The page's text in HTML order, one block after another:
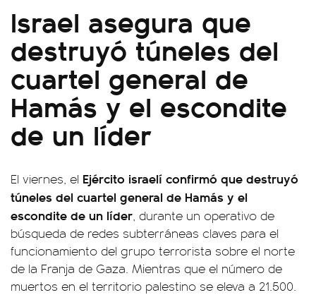
Israel asegura que
destruyó túneles del
cuartel general de
Hamás y el escondite
de un líder
El viernes, el Ejército israelí confirmó que destruyó
túneles del cuartel general de Hamás y el
escondite de un líder, durante un operativo de
búsqueda de redes subterráneas claves para el
funcionamiento del grupo terrorista sobre el norte
de la Franja de Gaza. Mientras que el número de
muertos en el territorio palestino se eleva a 21.500.